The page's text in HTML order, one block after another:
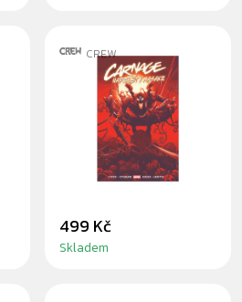
CREW
KOMIKS CARNAGE:
NAPROSTÝ
MASAKR
499 Kč
Skladem